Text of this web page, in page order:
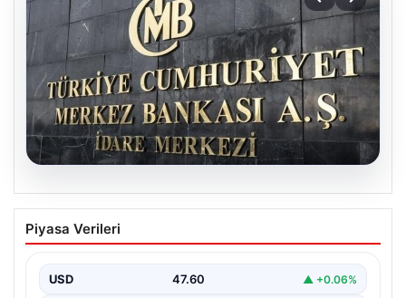
05.08.2026
Merkez Bankası faiz kararı ne zaman?
Ekonomistlerin nisan ayı faiz beklentisi
Piyasa Verileri
USD 47.60 ▲ +0.06%